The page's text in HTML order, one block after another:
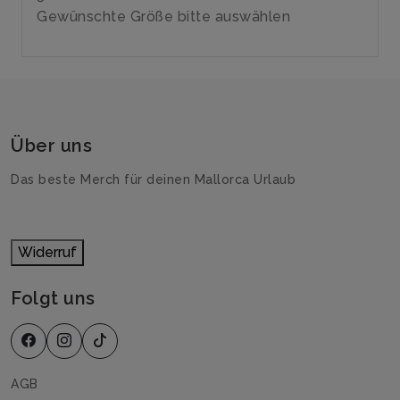
Gewünschte Größe bitte auswählen
Über uns
Das beste Merch für deinen Mallorca Urlaub
Widerruf
Folgt uns
AGB